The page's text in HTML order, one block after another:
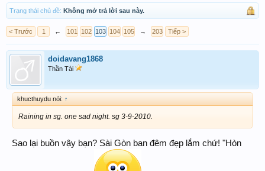
Trạng thái chủ đề: Không mở trả lời sau này.
< Trước 1 ← 101 102 103 104 105 → 203 Tiếp >
doidavang1868
Thần Tài
khucthuydu nói: ↑
Raining in sg. one sad night. sg 3-9-2010.
Sao lại buồn vậy bạn? Sài Gòn ban đêm đẹp lắm chứ! "Hòn